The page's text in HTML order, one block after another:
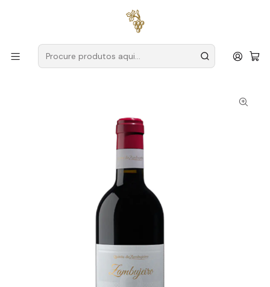
para encomendas a partir de
Produtores Alentejo
Quinta do Zambujeiro
Zambujeiro Magnum 2020 Alentejo Tinto 1,5L